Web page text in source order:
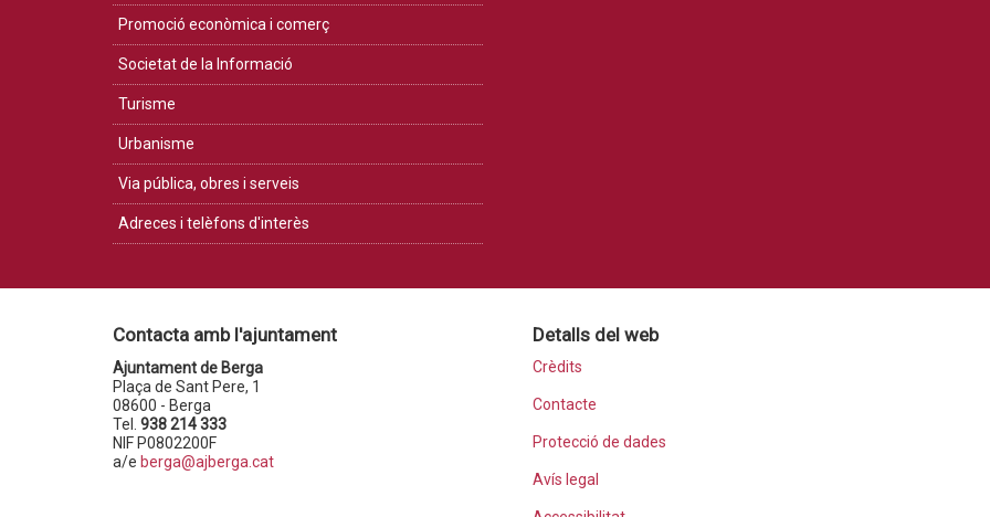
Promoció econòmica i comerç
Societat de la Informació
Turisme
Urbanisme
Via pública, obres i serveis
Adreces i telèfons d'interès
Contacta amb l'ajuntament
Ajuntament de Berga
Plaça de Sant Pere, 1
08600 - Berga
Tel. 938 214 333
NIF P0802200F
a/e berga@ajberga.cat
Detalls del web
Crèdits
Contacte
Protecció de dades
Avís legal